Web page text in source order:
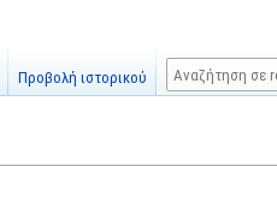
Προβολή ιστορικού
Αναζήτηση